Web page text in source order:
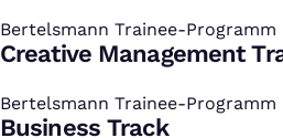
Bertelsmann Trainee-Programm
:
Creative Management
Bertelsmann Trainee-Programm
:
Business Track